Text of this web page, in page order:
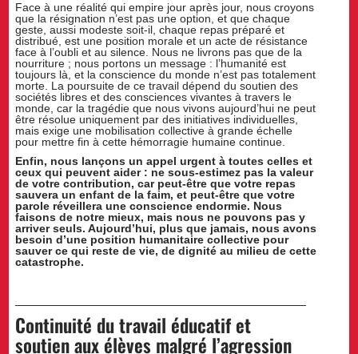
Face à une réalité qui empire jour après jour, nous croyons
que la résignation n’est pas une option, et que chaque
geste, aussi modeste soit-il, chaque repas préparé et
distribué, est une position morale et un acte de résistance
face à l’oubli et au silence. Nous ne livrons pas que de la
nourriture ; nous portons un message : l’humanité est
toujours là, et la conscience du monde n’est pas totalement
morte. La poursuite de ce travail dépend du soutien des
sociétés libres et des consciences vivantes à travers le
monde, car la tragédie que nous vivons aujourd’hui ne peut
être résolue uniquement par des initiatives individuelles,
mais exige une mobilisation collective à grande échelle
pour mettre fin à cette hémorragie humaine continue.
Enfin, nous lançons un appel urgent à toutes celles et
ceux qui peuvent aider : ne sous-estimez pas la valeur
de votre contribution, car peut-être que votre repas
sauvera un enfant de la faim, et peut-être que votre
parole réveillera une conscience endormie. Nous
faisons de notre mieux, mais nous ne pouvons pas y
arriver seuls. Aujourd’hui, plus que jamais, nous avons
besoin d’une position humanitaire collective pour
sauver ce qui reste de vie, de dignité au milieu de cette
catastrophe.
Continuité du travail éducatif et
soutien aux élèves malgré l’agression